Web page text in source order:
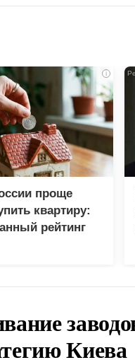
i
проще
квартиру:
рейтинг
Киева